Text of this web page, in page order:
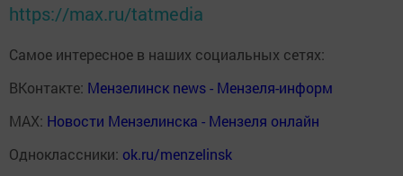
https://max.ru/tatmedia
Самое интересное в наших социальных сетях:
ВКонтакте: Мензелинск news - Мензеля-информ
MAX: Новости Мензелинска - Мензеля онлайн
Одноклассники: ok.ru/menzelinsk